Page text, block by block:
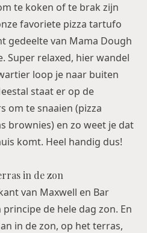
te koken of te brak zijn
favoriete pizza tartufo
gedeelte van Mama Dough
Super relaxed, hier wandel
loop je naar buiten
staat er op de
om te snaaien (pizza
brownies) en zo weet je dat
komt. Heel handig dus!
in de zon
van Maxwell en Bar
de hele dag zon. En
in de zon, op het terras,